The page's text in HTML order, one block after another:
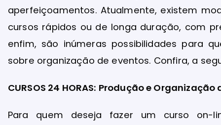
aperfeiçoamentos. Atualmente, existem
cursos rápidos ou de longa duração, com
enfim, são inúmeras possibilidades para
sobre organização de eventos. Confira, a
CURSOS 24 HORAS: Produção e
Para quem deseja fazer um curso on-